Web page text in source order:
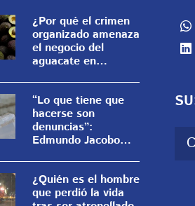
¿Por qué el crimen
organizado amenaza
el negocio del
aguacate en
“Lo que tiene que
hacerse son
denuncias”:
Edmundo Jacobo
anticipados de
campaña
¿Quién es el hombre
que perdió la vida